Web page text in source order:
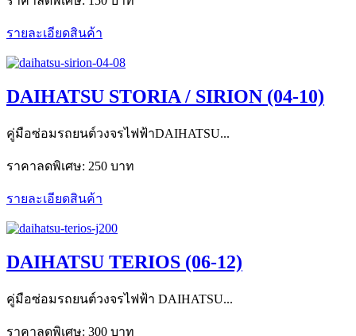
รายละเอียดสินค้า
DAIHATSU STORIA / SIRION (04-10)
คู่มือซ่อมรถยนต์วงจรไฟฟ้าDAIHATSU...
ราคาลดพิเศษ: 250 บาท
รายละเอียดสินค้า
DAIHATSU TERIOS (06-12)
คู่มือซ่อมรถยนต์วงจรไฟฟ้า DAIHATSU...
ราคาลดพิเศษ: 300 บาท